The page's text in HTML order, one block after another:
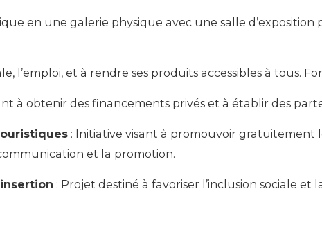
en une galerie physique avec une salle
l’emploi, et à rendre ses produits accessibles à tous.
à obtenir des financements privés et à établir des
: Initiative visant à promouvoir
et la promotion.
: Projet destiné à favoriser l’inclusion sociale